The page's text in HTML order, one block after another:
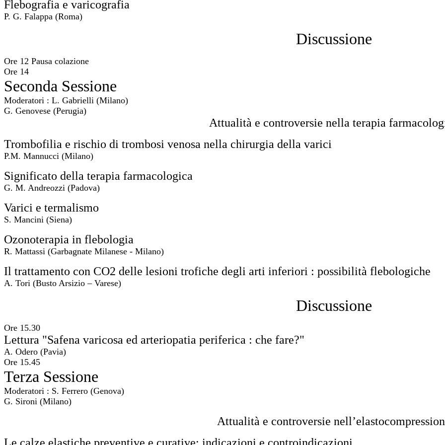
Flebografia e varicografia
P. G. Falappa (Roma)
Discussione
Ore 12 Pausa colazione
Ore 14
Seconda Sessione
Moderatori : L. Gabrielli (Milano)
G. Genovese (Perugia)
Attualità e controversie nella terapia
Trombofilia e rischio di trombosi venosa nella chirurgia della varici
P.M. Mannucci (Milano)
Significato della terapia farmacologica
G. M. Andreozzi (Padova)
Varici e termalismo
S. Mancini (Siena)
Ozonoterapia in flebologia
R. Mattassi (Garbagnate Milanese - Milano)
Il trattamento con CO2 delle lesioni trofiche degli arti inferiori : possibilità flebologiche
A. Tori (Busto Arsizio – Varese)
Discussione
Ore 15.30
Lettura "Safena varicosa ed arteriopatia periferica : che fare?"
A. Odero (Pavia)
Ore 15.45
Terza Sessione
Moderatori : S. Ferrero (Genova)
G. Sironi (Milano)
Attualità e controversie